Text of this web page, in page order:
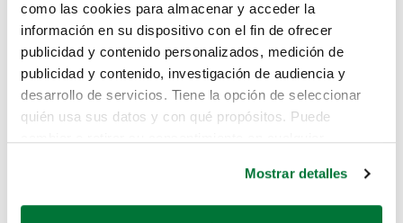
como las cookies para almacenar y acceder la
información en su dispositivo con el fin de ofrecer
publicidad y contenido personalizados, medición de
publicidad y contenido, investigación de audiencia y
desarrollo de servicios. Tiene la opción de seleccionar
quién usa sus datos y con qué propósitos. Puede
Mostrar detalles
Lo sentimos, no sabemos como
te hemos traido hasta aquí.
Pero puedes encontrar el coche que estás
buscando en alguno de estos enlaces:
Coches de segunda mano